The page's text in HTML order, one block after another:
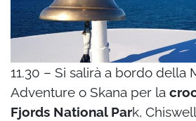
11.30 – Si salirà a bordo della
Adventure o Skana per la
Fjords National Park,